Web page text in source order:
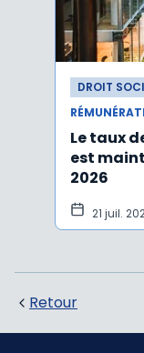
DROIT
Le taux
est
2026
21 juil.
Retour